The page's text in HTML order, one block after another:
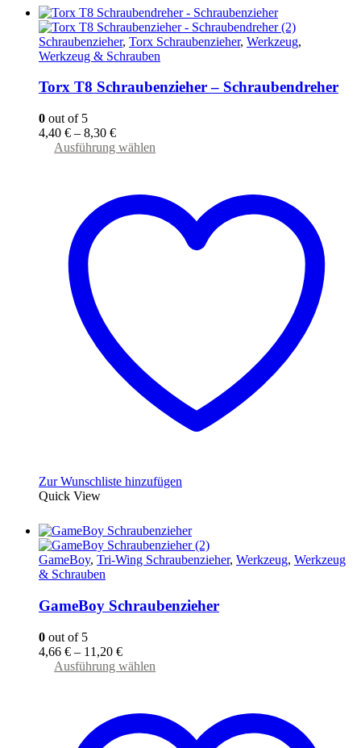
Schraubenzieher, Torx Schraubenzieher, Werkzeug,
Werkzeug & Schrauben
Torx T8 Schraubenzieher – Schraubendreher
0 out of 5
4,40 € – 8,30 €
Ausführung wählen
Varianten
auf.
Die
Optionen
Zur Wunschliste hinzufügen
Quick View
GameBoy, Tri-Wing Schraubenzieher, Werkzeug, Werkzeug
& Schrauben
GameBoy Schraubenzieher
0 out of 5
4,66 € – 11,20 €
Ausführung wählen
Varianten
auf.